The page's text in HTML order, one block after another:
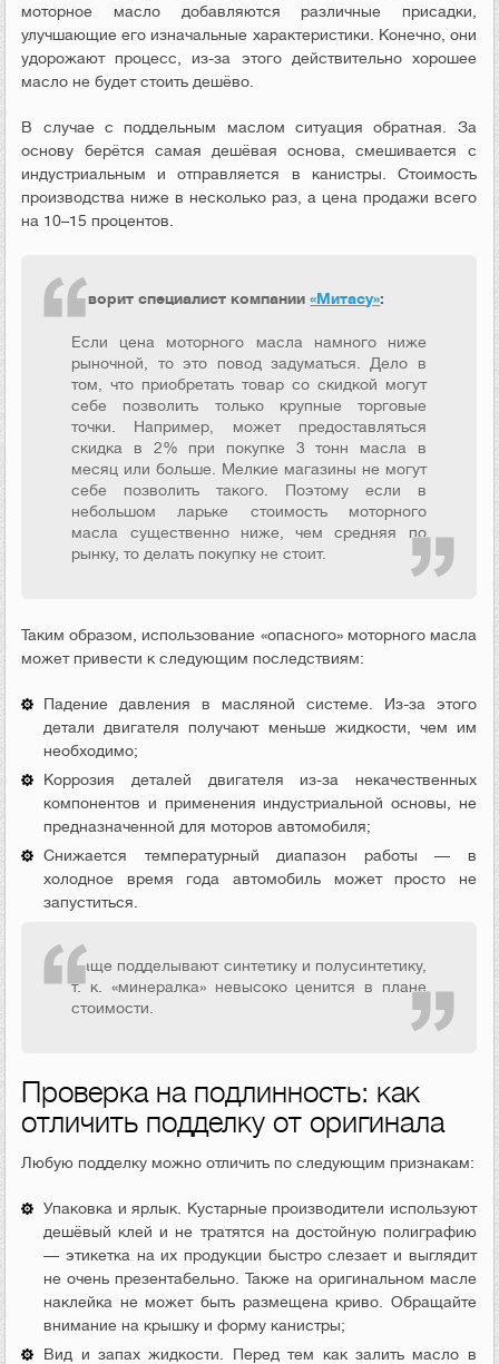
моторное масло добавляются различные присадки,
улучшающие его изначальные характеристики. Конечно, они
удорожают процесс, из-за этого действительно хорошее
масло не будет стоить дешёво.
В случае с поддельным маслом ситуация обратная. За
основу берётся самая дешёвая основа, смешивается с
индустриальным и отправляется в канистры. Стоимость
производства ниже в несколько раз, а цена продажи всего
на 10–15 процентов.
Говорит специалист компании«Митасу»:
Если цена моторного масла намного ниже
рыночной, то это повод задуматься. Дело в
том, что приобретать товар со скидкой могут
себе позволить только крупные торговые
точки. Например, может предоставляться
скидка в 2% при покупке 3 тонн масла в
месяц или больше. Мелкие магазины не могут
себе позволить такого. Поэтому если в
небольшом ларьке стоимость моторного
масла существенно ниже, чем средняя по
рынку, то делать покупку не стоит.
Таким образом, использование «опасного» моторного масла
может привести к следующим последствиям:
Падение давления в масляной системе. Из-за этого
детали двигателя получают меньше жидкости, чем им
необходимо;
Коррозия деталей двигателя из-за некачественных
компонентов и применения индустриальной основы, не
предназначенной для моторов автомобиля;
Снижается температурный диапазон работы — в
холодное время года автомобиль может просто не
запуститься.
Чаще подделывают синтетику и полусинтетику,
т. к. «минералка» невысоко ценится в плане
стоимости.
Проверка на подлинность: как
отличить подделку от оригинала
Любую подделку можно отличить по следующим признакам:
Упаковка и ярлык. Кустарные производители используют
дешёвый клей и не тратятся на достойную полиграфию
— этикетка на их продукции быстро слезает и выглядит
не очень презентабельно. Также на оригинальном масле
наклейка не может быть размещена криво. Обращайте
внимание на крышку и форму канистры;
Вид и запах жидкости. Перед тем как залить масло в